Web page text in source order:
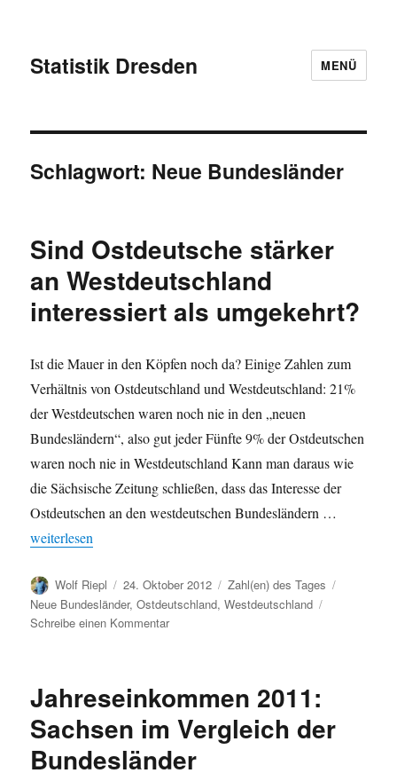
Statistik Dresden MENÜ
Schlagwort: Neue Bundesländer
Sind Ostdeutsche stärker
an Westdeutschland
interessiert als umgekehrt?
Ist die Mauer in den Köpfen noch da? Einige Zahlen zum
Verhältnis von Ostdeutschland und Westdeutschland: 21%
der Westdeutschen waren noch nie in den „neuen
Bundesländern“, also gut jeder Fünfte 9% der Ostdeutschen
waren noch nie in Westdeutschland Kann man daraus wie
die Sächsische Zeitung schließen, dass das Interesse der
Ostdeutschen an den westdeutschen Bundesländern …
„Sind Ostdeutsche stärker an Westdeutschland interessiert als
weiterlesen
Autor
Wolf Riepl
Veröffentlicht
am
24. Oktober 2012 Kategorien
Zahl(en) des Tages
Neue Bundesländer,Ostdeutschland,Westdeutschland
Schreibe einen Kommentarzu
an
interessiert
als
umgekehrt?
Jahreseinkommen 2011:
Sachsen im Vergleich der
Bundesländer